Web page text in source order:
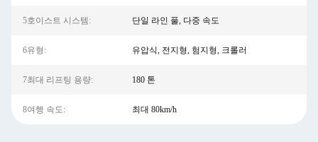
5호이스트 시스템: 단일 라인 풀, 다중 속도
6유형: 유압식, 전지형, 험지형, 크롤러
7최대 리프팅 용량: 180 톤
8여행 속도: 최대 80km/h